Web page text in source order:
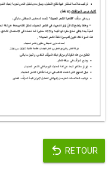
RETOUR